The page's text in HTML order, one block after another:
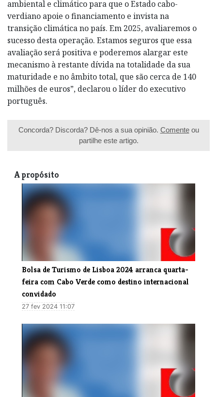
ambiental e climático para que o Estado cabo-
verdiano apoie o financiamento e invista na
transição climática no país. Em 2025, avaliaremos o
sucesso desta operação. Estamos seguros que essa
avaliação será positiva e poderemos alargar este
mecanismo à restante dívida na totalidade da sua
maturidade e no âmbito total, que são cerca de 140
milhões de euros”, declarou o líder do executivo
português.
Concorda? Discorda? Dê-nos a sua opinião. Comenteou
partilhe este artigo.
A propósito
Bolsa de Turismo de Lisboa 2024 arranca quarta-
feira com Cabo Verde como destino internacional
convidado
27 fev 2024 11:07